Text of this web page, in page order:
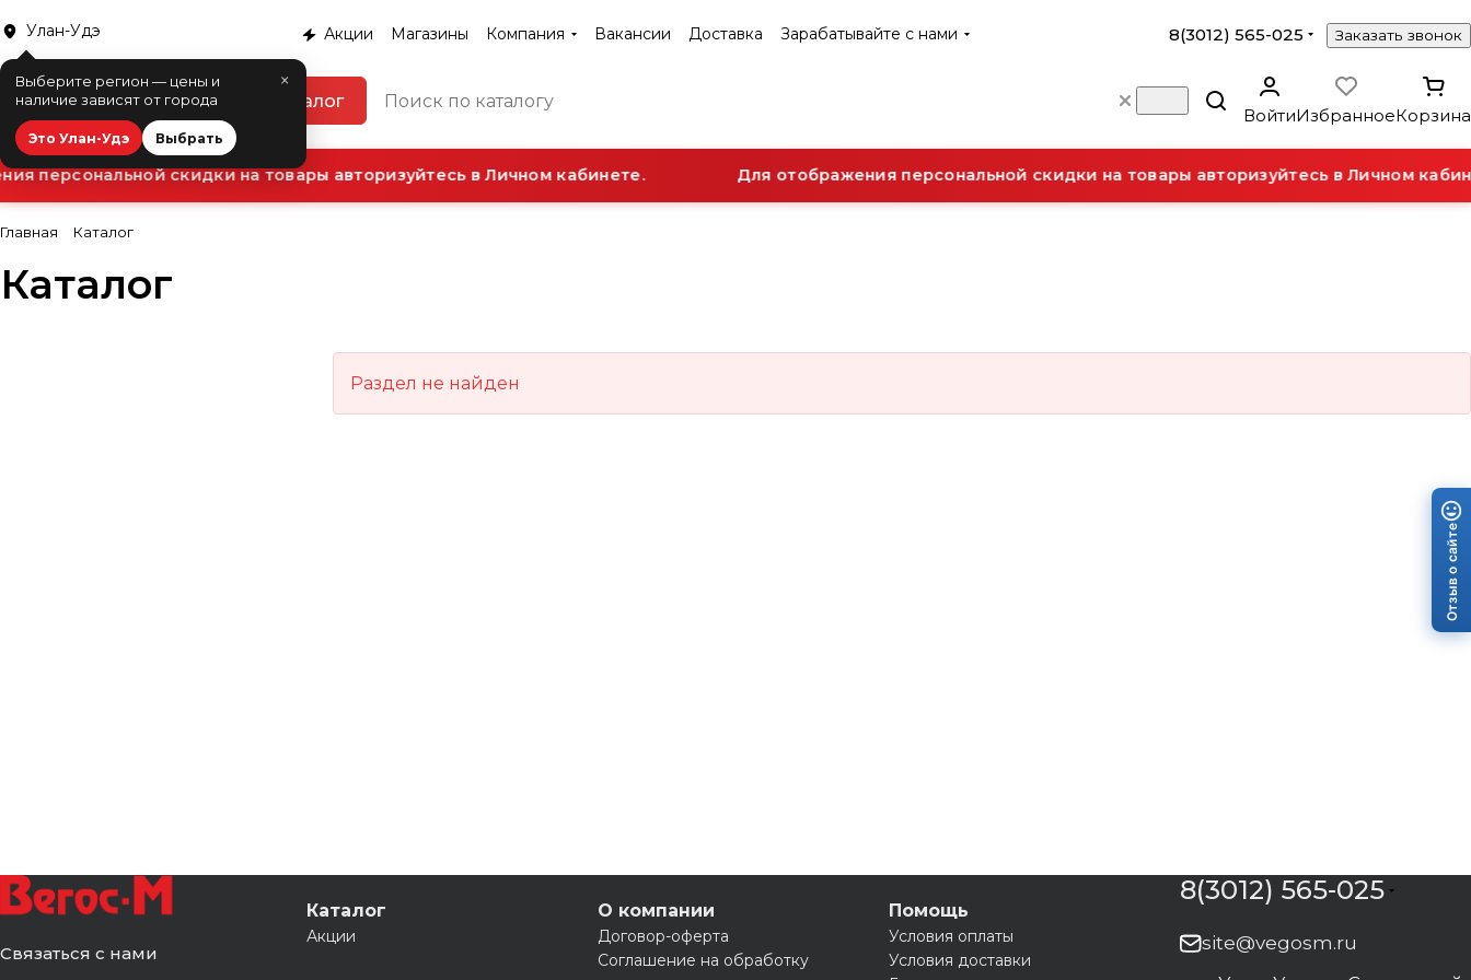
Улан-Удэ
×
Выберите регион — цены и
наличие зависят от города
Это Улан-Удэ Выбрать
Акции Магазины Компания Вакансии Доставка Зарабатывайте с нами 8(3012) 565-025 Заказать звонок
Каталог
ВойтиИзбранноеКорзина
персональной скидки на товары авторизуйтесь в Личном кабинете. Для отображения персональной скидки на товары авторизуйтесь в Личном
Главная Каталог
Каталог
Раздел не найден
Связаться с нами
Каталог
Акции
О компании
Договор-оферта
Соглашение на обработку
Помощь
Условия оплаты
Условия доставки
8(3012) 565-025
site@vegosm.ru
Отзыв о сайте